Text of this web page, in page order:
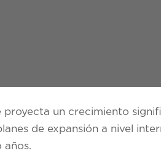
un crecimiento
de expansión a nivel
años.